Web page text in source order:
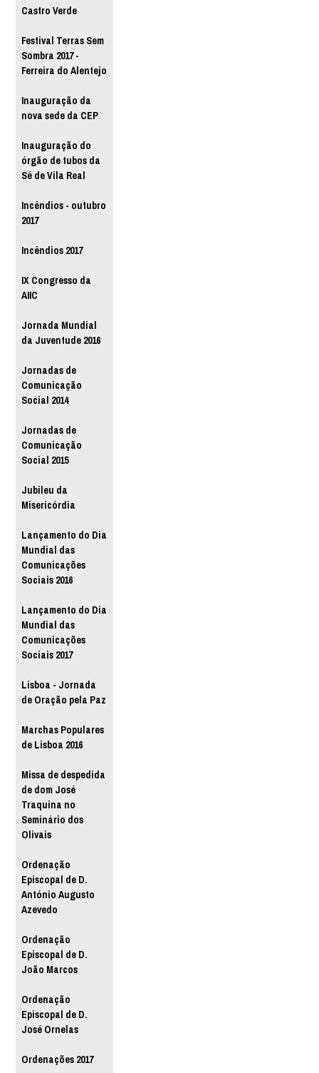
Castro Verde
Festival Terras Sem
Sombra 2017 -
Ferreira do Alentejo
Inauguração da
nova sede da CEP
Inauguração do
órgão de tubos da
Sé de Vila Real
Incêndios - outubro
2017
Incêndios 2017
IX Congresso da
AIIC
Jornada Mundial
da Juventude 2016
Jornadas de
Comunicação
Social 2014
Jornadas de
Comunicação
Social 2015
Jubileu da
Misericórdia
Lançamento do Dia
Mundial das
Comunicações
Sociais 2016
Lançamento do Dia
Mundial das
Comunicações
Sociais 2017
Lisboa - Jornada
de Oração pela Paz
Marchas Populares
de Lisboa 2016
Missa de despedida
de dom José
Traquina no
Seminário dos
Olivais
Ordenação
Episcopal de D.
António Augusto
Azevedo
Ordenação
Episcopal de D.
João Marcos
Ordenação
Episcopal de D.
José Ornelas
Ordenações 2017